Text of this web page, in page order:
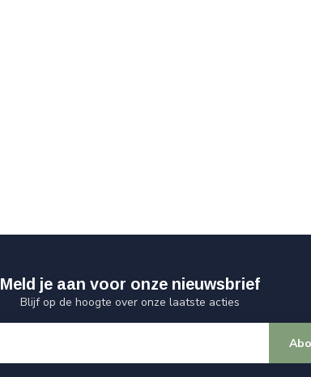
Meld je aan voor onze nieuwsbrief
Blijf op de hoogte over onze laatste acties